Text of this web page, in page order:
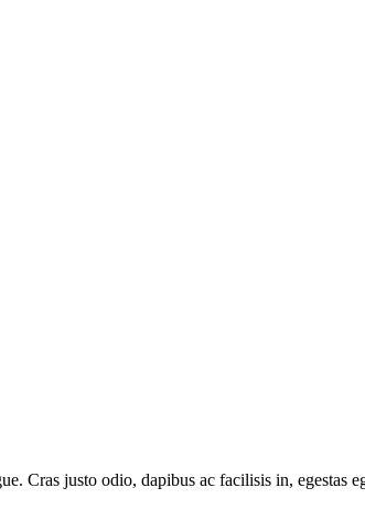
Cras justo odio, dapibus ac facilisis in, egestas